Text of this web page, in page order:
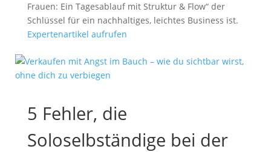
Frauen: Ein Tagesablauf mit Struktur & Flow“ der
Schlüssel für ein nachhaltiges, leichtes Business ist.
Expertenartikel aufrufen
5 Fehler, die
Soloselbständige bei der